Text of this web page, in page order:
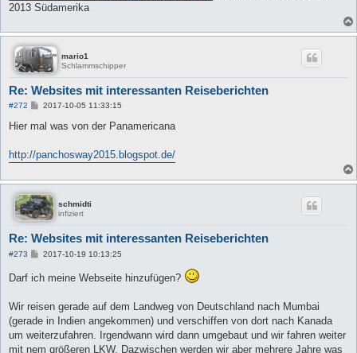
2013 Südamerika
mario1
Schlammschipper
Re: Websites mit interessanten Reiseberichten
#272
B
i
a
g
2017-10-05 11:33:15
Hier mal was von der Panamericana
http://panchosway2015.blogspot.de/
schmidti
infiziert
Re: Websites mit interessanten Reiseberichten
#273
B
i
t
g
2017-10-19 10:13:25
Darf ich meine Webseite hinzufügen?
Wir reisen gerade auf dem Landweg von Deutschland nach Mumbai
(gerade in Indien angekommen) und verschiffen von dort nach Kanada
um weiterzufahren. Irgendwann wird dann umgebaut und wir fahren weiter
mit nem größeren LKW. Dazwischen werden wir aber mehrere Jahre was